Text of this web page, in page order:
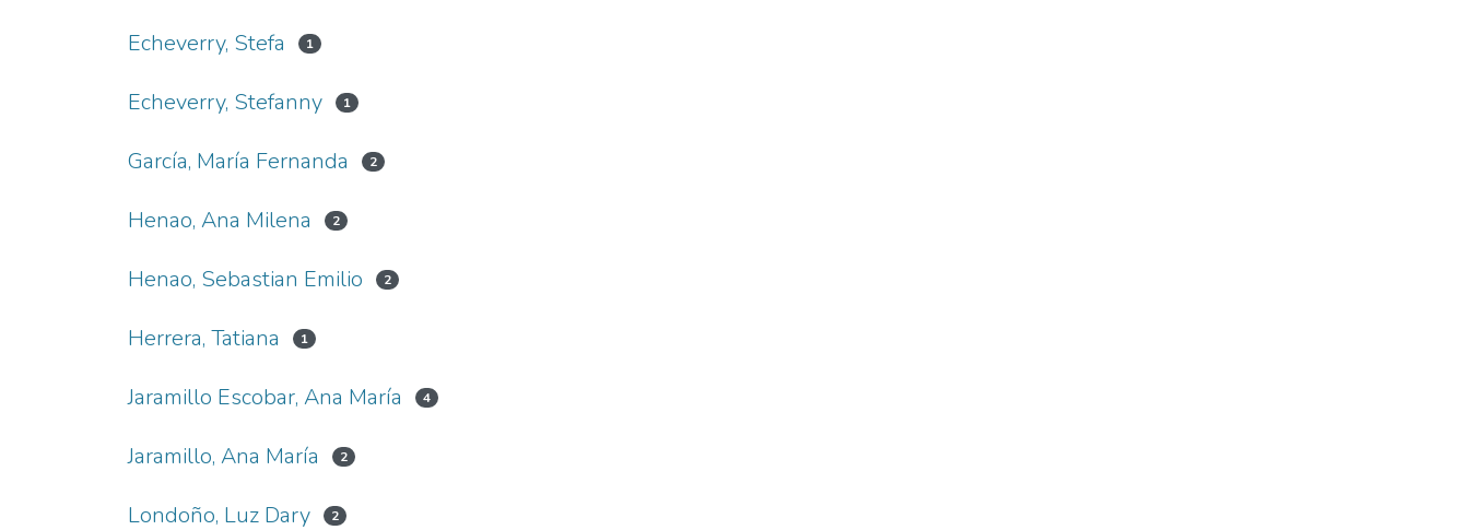
Echeverry, Stefa 1
Echeverry, Stefanny 1
García, María Fernanda 2
Henao, Ana Milena 2
Henao, Sebastian Emilio 2
Herrera, Tatiana 1
Jaramillo Escobar, Ana María 4
Jaramillo, Ana María 2
Londoño, Luz Dary 2